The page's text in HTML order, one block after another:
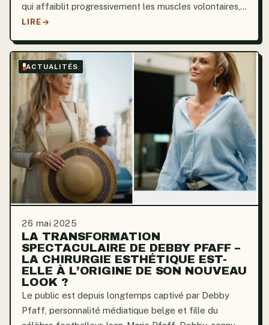
qui affaiblit progressivement les muscles volontaires,
entraînant une paralysie et, à terme, le décès. Bien
LIRE
ACTUALITÉS
26 mai 2025
LA TRANSFORMATION
SPECTACULAIRE DE DEBBY PFAFF –
LA CHIRURGIE ESTHÉTIQUE EST-
ELLE À L’ORIGINE DE SON NOUVEAU
LOOK ?
Le public est depuis longtemps captivé par Debby
Pfaff, personnalité médiatique belge et fille du